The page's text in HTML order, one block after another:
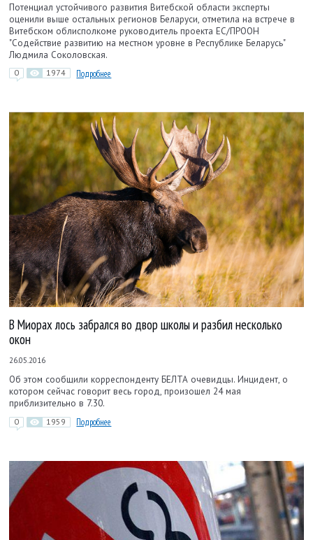
Потенциал устойчивого развития Витебской области эксперты
оценили выше остальных регионов Беларуси, отметила на встрече в
Витебском облисполкоме руководитель проекта ЕС/ПРООН
"Содействие развитию на местном уровне в Республике Беларусь"
Людмила Соколовская.
0 1974 Подробнее
В Миорах лось забрался во двор школы и разбил несколько
окон
26.05.2016
Об этом сообщили корреспонденту БЕЛТА очевидцы. Инцидент, о
котором сейчас говорит весь город, произошел 24 мая
приблизительно в 7.30.
0 1959 Подробнее